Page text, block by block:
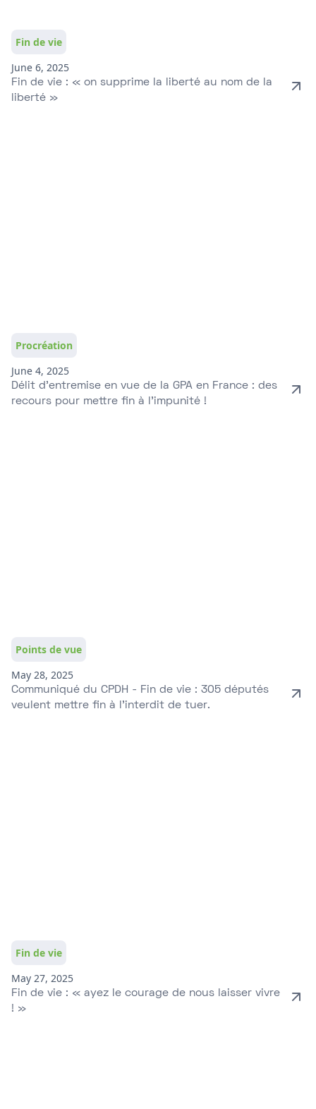
Fin de vie
June 6, 2025
Fin de vie : « on supprime la liberté au nom de la
liberté »
Procréation
June 4, 2025
Délit d’entremise en vue de la GPA en France : des
recours pour mettre fin à l’impunité !
Points de vue
May 28, 2025
Communiqué du CPDH - Fin de vie : 305 députés
veulent mettre fin à l'interdit de tuer.
Fin de vie
May 27, 2025
Fin de vie : « ayez le courage de nous laisser vivre
! »